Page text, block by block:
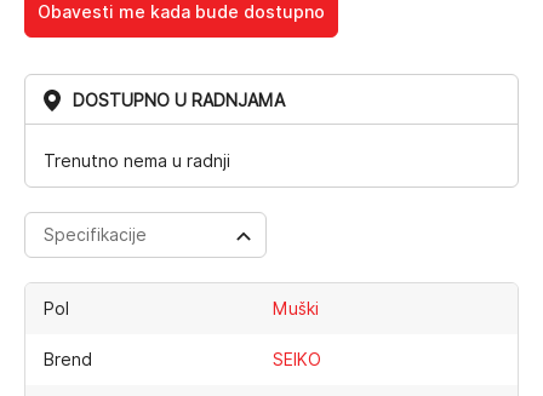
Obavesti me kada bude dostupno
DOSTUPNO U RADNJAMA
Trenutno nema u radnji
Specifikacije
Pol Muški
Brend SEIKO